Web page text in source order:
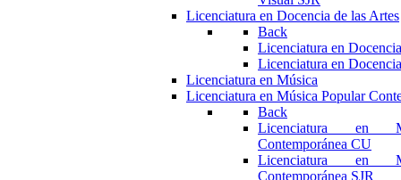
Licenciatura en Docencia de las Artes
Back
Licenciatura en
Licenciatura en
Licenciatura en Música
Licenciatura en Música Popular
Back
Licenciatura en
Contemporánea CU
Licenciatura en
Contemporánea SJR